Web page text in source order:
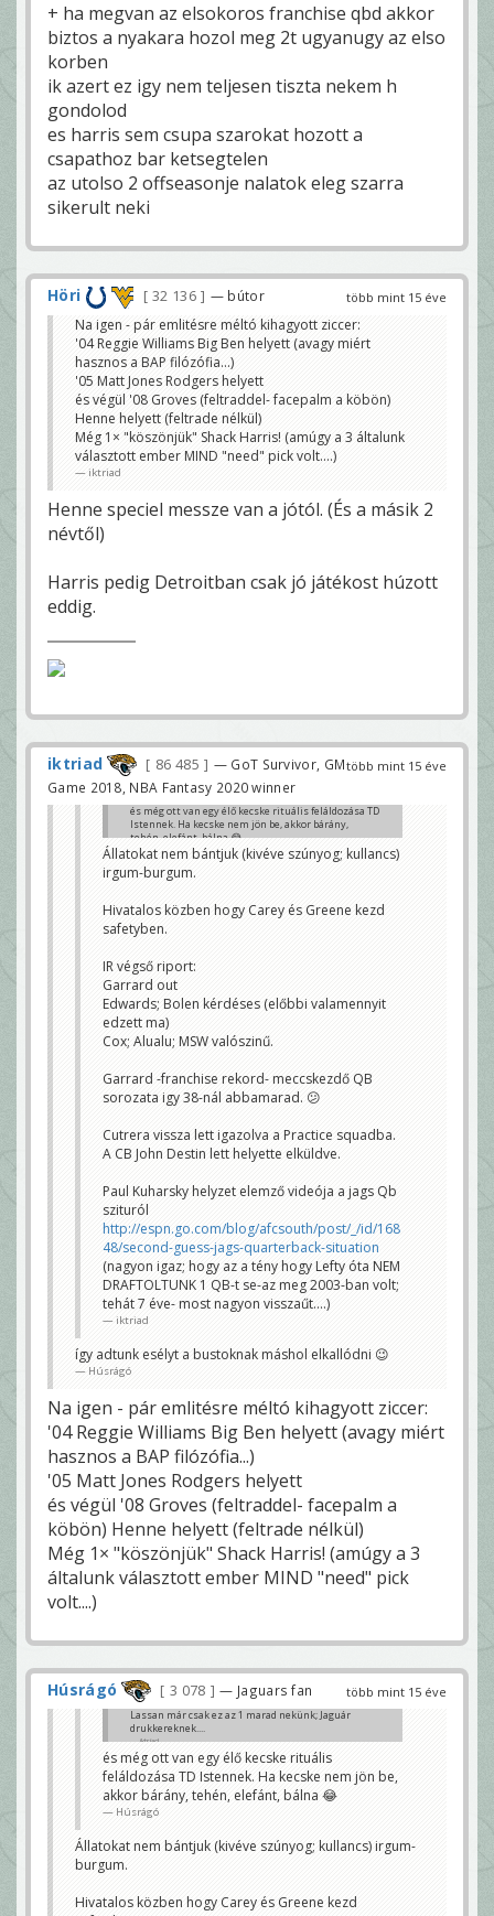
+ ha megvan az elsokoros franchise qbd akkor
biztos a nyakara hozol meg 2t ugyanugy az elso
korben
ik azert ez igy nem teljesen tiszta nekem h
gondolod
es harris sem csupa szarokat hozott a
csapathoz bar ketsegtelen
az utolso 2 offseasonje nalatok eleg szarra
sikerult neki
több mint 15 éve
Höri 32 136 — bútor
Na igen - pár emlitésre méltó kihagyott ziccer:
'04 Reggie Williams Big Ben helyett (avagy miért
hasznos a BAP filózófia...)
'05 Matt Jones Rodgers helyett
és végül '08 Groves (feltraddel- facepalm a köbön)
Henne helyett (feltrade nélkül)
Még 1× "köszönjük" Shack Harris! (amúgy a 3 általunk
választott ember MIND "need" pick volt....)
iktriad
Henne speciel messze van a jótól. (És a másik 2
névtől)
Harris pedig Detroitban csak jó játékost húzott
eddig.
több mint 15 éve
iktriad 86 485
— GoT Survivor, GM
Game 2018, NBA Fantasy 2020 winner
és még ott van egy élő kecske rituális feláldozása TD
Istennek. Ha kecske nem jön be, akkor bárány,
tehén, elefánt, bálna 😂
Húsrágó
Állatokat nem bántjuk (kivéve szúnyog; kullancs)
irgum-burgum.
Hivatalos közben hogy Carey és Greene kezd
safetyben.
IR végső riport:
Garrard out
Edwards; Bolen kérdéses (előbbi valamennyit
edzett ma)
Cox; Alualu; MSW valószinű.
Garrard -franchise rekord- meccskezdő QB
sorozata igy 38-nál abbamarad. 😕
Cutrera vissza lett igazolva a Practice squadba.
A CB John Destin lett helyette elküldve.
Paul Kuharsky helyzet elemző videója a jags Qb
szituról
http://espn.go.com/blog/afcsouth/post/_/id/168
48/second-guess-jags-quarterback-situation
(nagyon igaz; hogy az a tény hogy Lefty óta NEM
DRAFTOLTUNK 1 QB-t se-az meg 2003-ban volt;
tehát 7 éve- most nagyon visszaűt....)
iktriad
így adtunk esélyt a bustoknak máshol elkallódni 😉
Húsrágó
Na igen - pár emlitésre méltó kihagyott ziccer:
'04 Reggie Williams Big Ben helyett (avagy miért
hasznos a BAP filózófia...)
'05 Matt Jones Rodgers helyett
és végül '08 Groves (feltraddel- facepalm a
köbön) Henne helyett (feltrade nélkül)
Még 1× "köszönjük" Shack Harris! (amúgy a 3
általunk választott ember MIND "need" pick
volt....)
több mint 15 éve
Húsrágó 3 078 — Jaguars fan
Lassan már csak ez az 1 marad nekünk; Jaguár
drukkereknek....
iktriad
és még ott van egy élő kecske rituális
feláldozása TD Istennek. Ha kecske nem jön be,
akkor bárány, tehén, elefánt, bálna 😂
Húsrágó
Állatokat nem bántjuk (kivéve szúnyog; kullancs) irgum-
burgum.
Hivatalos közben hogy Carey és Greene kezd